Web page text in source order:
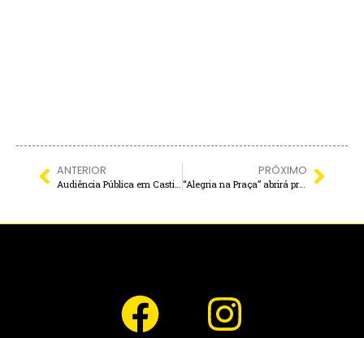
ANTERIOR PRÓXIMO
“Alegria na Praça” abrirá programação infantil do aniversário de Andradina em 1º de julho